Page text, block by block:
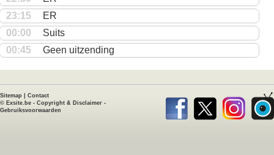
23:15
ER
00:00
Suits
00:45
Geen uitzending
Sitemap
Contact
© Exsite.be - Copyright & Disclaimer -
Gebruiksvoorwaarden